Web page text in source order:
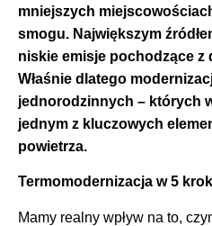
mniejszych
smogu. Największym
niskie emisje pochodzące z
Właśnie dlatego
jednorodzinnych – których
jednym z kluczowych
powietrza.
Termomodernizacja w 5
Mamy realny wpływ na to,